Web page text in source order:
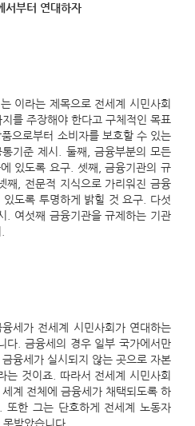
서부터 연대하자
이라는 제목으로 전세계 시민사회
를 주장해야 한다고 구체적인 목표
으로부터 소비자를 보호할 수 있는
기준 제시. 둘째, 금융부분의 모든
있도록 요구. 셋째, 금융기관의 규
째, 전문적 지식으로 가리워진 금융
도록 투명하게 밝힐 것 요구. 다섯
. 여섯째 금융기관을 규제하는 기관
세가 전세계 시민사회가 연대하는
다. 금융세의 경우 일부 국가에서만
융세가 실시되지 않는 곳으로 자본
는 것이죠. 따라서 전세계 시민사회
계 전체에 금융세가 채택되도록 하
또한 그는 단호하게 전세계 노동자
못박았습니다.